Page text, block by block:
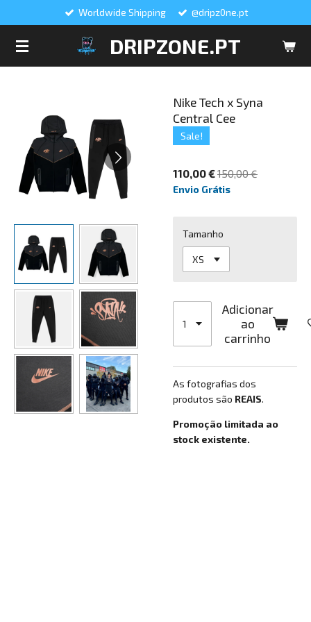
DRIPZONE.PT
Worldwide Shipping @dripz0ne.pt
Nike Tech x Syna
Central Cee
Sale!
110,00 €150,00 €
Envio Grátis
Tamanho
Adicionar
ao
carrinho
As fotografias dos
produtos são REAIS.
Promoção limitada ao
stock existente.